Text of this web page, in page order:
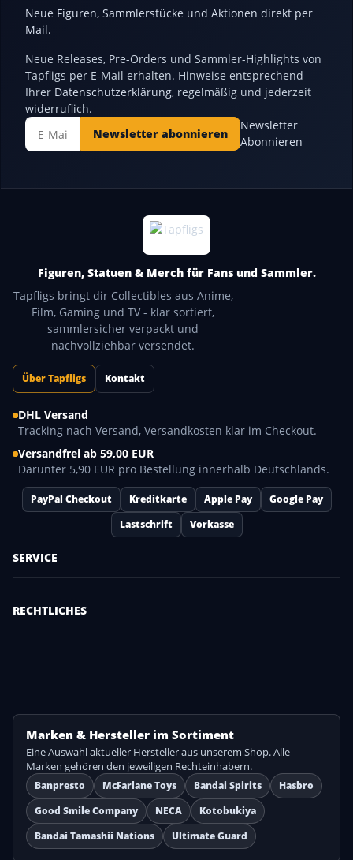
Neue Figuren, Sammlerstücke und Aktionen direkt per
Mail.
Neue Releases, Pre-Orders und Sammler-Highlights von
Tapfligs per E-Mail erhalten. Hinweise entsprechend
Ihrer Datenschutzerklärung, regelmäßig und jederzeit
widerruflich.
Newsletter abonnieren
Newsletter
Abonnieren
DHL Versand
Tracking nach Versand, Versandkosten klar im Checkout.
Versandfrei ab 59,00 EUR
Darunter 5,90 EUR pro Bestellung innerhalb Deutschlands.
PayPal Checkout Kreditkarte Apple Pay
Google Pay
Lastschrift
Vorkasse
SERVICE
RECHTLICHES
Figuren, Statuen & Merch für Fans und Sammler.
Tapfligs bringt dir Collectibles aus Anime,
Film, Gaming und TV - klar sortiert,
sammlersicher verpackt und
nachvollziehbar versendet.
Über Tapfligs Kontakt
Marken & Hersteller im Sortiment
Eine Auswahl aktueller Hersteller aus unserem Shop. Alle
Marken gehören den jeweiligen Rechteinhabern.
Banpresto McFarlane Toys Bandai Spirits
Hasbro
Good Smile Company
NECA
Kotobukiya
Bandai Tamashii Nations
Ultimate Guard